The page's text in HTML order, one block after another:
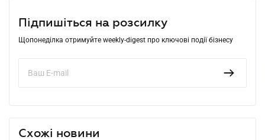
Підпишіться на розсилку
Щопонеділка отримуйте weekly-digest про ключові події бізнесу
Схожі новини